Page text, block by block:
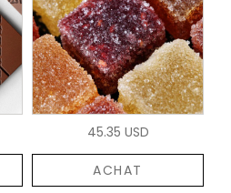
45.35 USD
ACHAT